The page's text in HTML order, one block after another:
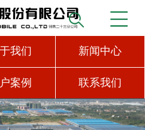
我们 新闻中心
案例 联系我们